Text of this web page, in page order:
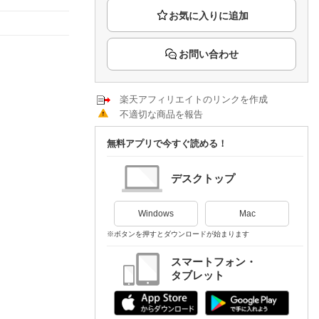
エンタメニュース
推し楽
お問い合わせ
楽天アフィリエイトのリンクを作成
不適切な商品を報告
無料アプリで今すぐ読める！
デスクトップ
Windows Mac
※ボタンを押すとダウンロードが始まります
スマートフォン・
タブレット